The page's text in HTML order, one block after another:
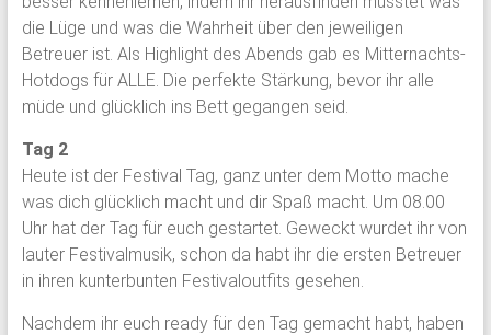
die Lüge und was die Wahrheit über den jeweiligen
Betreuer ist. Als Highlight des Abends gab es Mitternachts-
Hotdogs für ALLE. Die perfekte Stärkung, bevor ihr alle
müde und glücklich ins Bett gegangen seid.
Tag 2
Heute ist der Festival Tag, ganz unter dem Motto mache
was dich glücklich macht und dir Spaß macht. Um 08.00
Uhr hat der Tag für euch gestartet. Geweckt wurdet ihr von
lauter Festivalmusik, schon da habt ihr die ersten Betreuer
in ihren kunterbunten Festivaloutfits gesehen.
Nachdem ihr euch ready für den Tag gemacht habt, haben